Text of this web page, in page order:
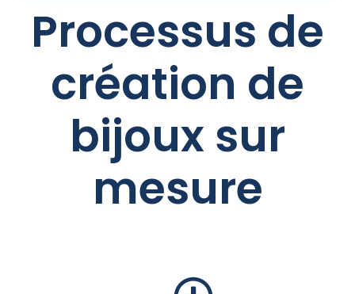
Processus de
création de
bijoux sur
mesure